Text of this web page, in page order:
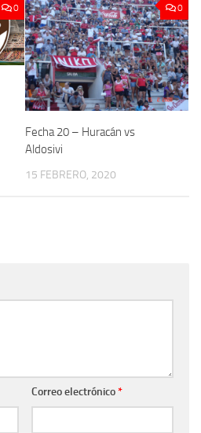
0 0
Fecha 20 – Huracán vs
Aldosivi
15 FEBRERO, 2020
Correo electrónico*